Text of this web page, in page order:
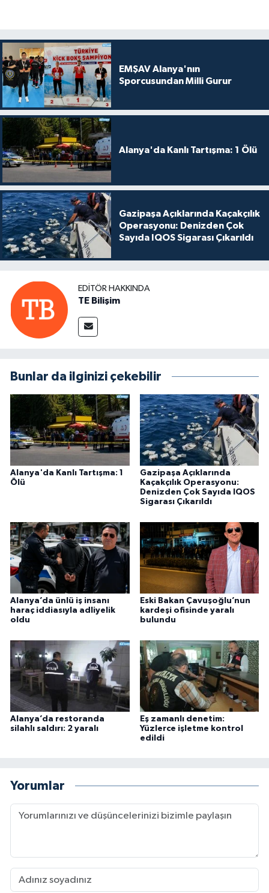
EMŞAV Alanya'nın
Sporcusundan Milli Gurur
Alanya'da Kanlı Tartışma: 1 Ölü
Gazipaşa Açıklarında Kaçakçılık
Operasyonu: Denizden Çok
Sayıda IQOS Sigarası Çıkarıldı
EDITÖR HAKKINDA
TE Bilişim
Bunlar da ilginizi çekebilir
Alanya'da Kanlı Tartışma: 1
Ölü
Gazipaşa Açıklarında
Kaçakçılık Operasyonu:
Denizden Çok Sayıda IQOS
Sigarası Çıkarıldı
Alanya’da ünlü iş insanı
haraç iddiasıyla adliyelik
oldu
Eski Bakan Çavuşoğlu’nun
kardeşi ofisinde yaralı
bulundu
Alanya’da restoranda
silahlı saldırı: 2 yaralı
Eş zamanlı denetim:
Yüzlerce işletme kontrol
edildi
Yorumlar